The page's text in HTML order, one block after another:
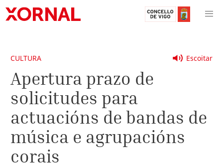
Escoitar
CULTURA
Apertura prazo de
solicitudes para
actuacións de bandas de
música e agrupacións
corais